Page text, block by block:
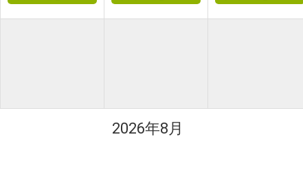
2026年8月